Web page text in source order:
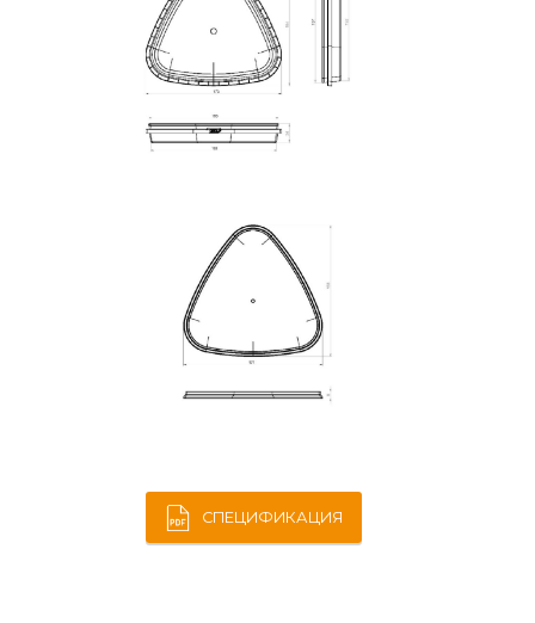
СПЕЦИФИКАЦИЯ